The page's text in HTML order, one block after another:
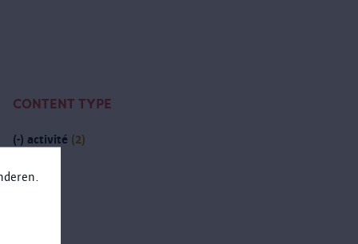
CONTENT TYPE
(-) activité (2)